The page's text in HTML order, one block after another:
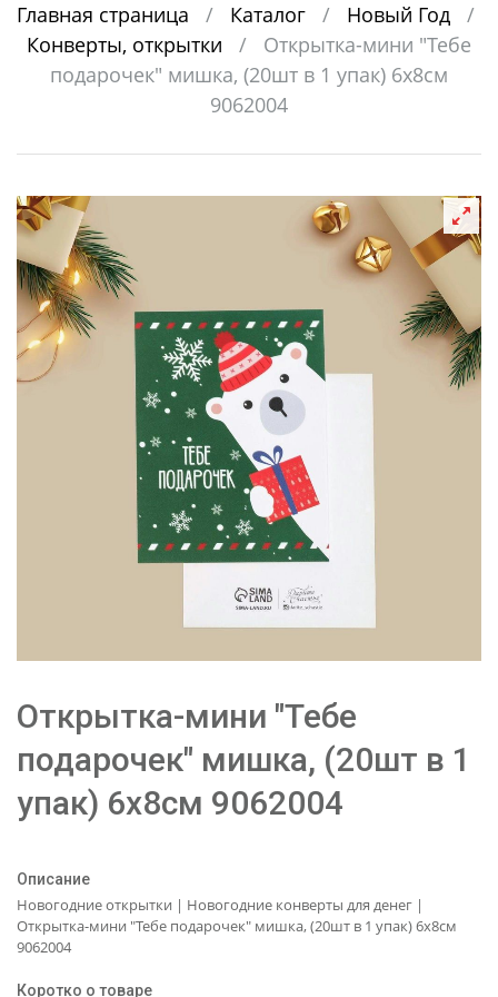
Главная страница / Каталог / Новый Год
/
Конверты, открытки
/
Открытка-мини "Тебе
подарочек" мишка, (20шт в 1 упак) 6х8см
9062004
Открытка-мини "Тебе
подарочек" мишка, (20шт в 1
упак) 6х8см 9062004
Описание
Новогодние открытки | Новогодние конверты для денег |
Открытка-мини "Тебе подарочек" мишка, (20шт в 1 упак) 6х8см
9062004
Коротко о товаре